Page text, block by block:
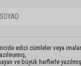
edici cümleler veya
ve büyük harflerle